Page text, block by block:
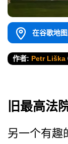
在谷歌地
作者: Petr Liška
旧最高法
另一个有趣